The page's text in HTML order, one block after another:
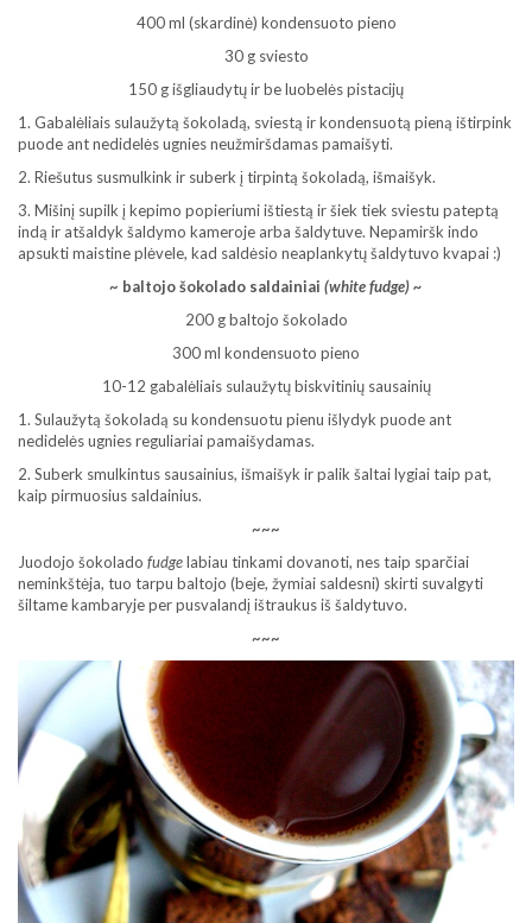
400 ml (skardinė) kondensuoto pieno
30 g sviesto
150 g išgliaudytų ir be luobelės pistacijų
1. Gabalėliais sulaužytą šokoladą, sviestą ir kondensuotą pieną ištirpink
puode ant nedidelės ugnies neužmiršdamas pamaišyti.
2. Riešutus susmulkink ir suberk į tirpintą šokoladą, išmaišyk.
3. Mišinį supilk į kepimo popieriumi ištiestą ir šiek tiek sviestu pateptą
indą ir atšaldyk šaldymo kameroje arba šaldytuve. Nepamiršk indo
apsukti maistine plėvele, kad saldėsio neaplankytų šaldytuvo kvapai :)
~ baltojo šokolado saldainiai (white fudge) ~
200 g baltojo šokolado
300 ml kondensuoto pieno
10-12 gabalėliais sulaužytų biskvitinių sausainių
1. Sulaužytą šokoladą su kondensuotu pienu išlydyk puode ant
nedidelės ugnies reguliariai pamaišydamas.
2. Suberk smulkintus sausainius, išmaišyk ir palik šaltai lygiai taip pat,
kaip pirmuosius saldainius.
~~~
Juodojo šokolado fudgelabiau tinkami dovanoti, nes taip sparčiai
neminkštėja, tuo tarpu baltojo (beje, žymiai saldesni) skirti suvalgyti
šiltame kambaryje per pusvalandį ištraukus iš šaldytuvo.
~~~